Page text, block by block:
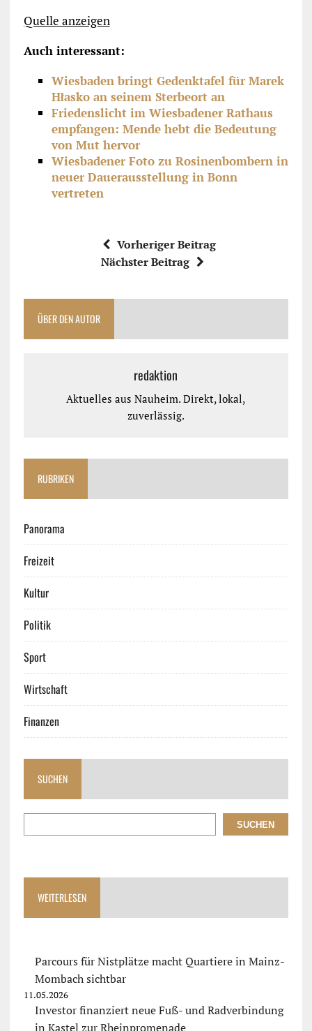
Quelle anzeigen
Auch interessant:
Wiesbaden bringt Gedenktafel für Marek
Hłasko an seinem Sterbeort an
Friedenslicht im Wiesbadener Rathaus
empfangen: Mende hebt die Bedeutung
von Mut hervor
Wiesbadener Foto zu Rosinenbombern in
neuer Dauerausstellung in Bonn
vertreten
Vorheriger Beitrag
Nächster Beitrag
ÜBER DEN AUTOR
redaktion
Aktuelles aus Nauheim. Direkt, lokal,
zuverlässig.
RUBRIKEN
Panorama
Freizeit
Kultur
Politik
Sport
Wirtschaft
Finanzen
SUCHEN
SUCHEN
WEITERLESEN
Parcours für Nistplätze macht Quartiere in Mainz-
Mombach sichtbar
11.05.2026
Investor finanziert neue Fuß- und Radverbindung
in Kastel zur Rheinpromenade